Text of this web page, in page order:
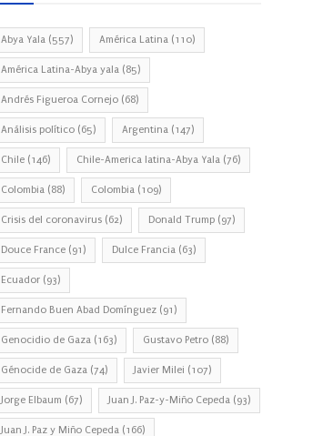
Abya Yala (557) América Latina (110)
América Latina-Abya yala (85)
Andrés Figueroa Cornejo (68)
Análisis político (65) Argentina (147)
Chile (146) Chile-America latina-Abya Yala (76)
Colombia (88) Colombia (109)
Crisis del coronavirus (62) Donald Trump (97)
Douce France (91) Dulce Francia (63)
Ecuador (93)
Fernando Buen Abad Domínguez (91)
Genocidio de Gaza (163) Gustavo Petro (88)
Génocide de Gaza (74) Javier Milei (107)
Jorge Elbaum (67) Juan J. Paz-y-Miño Cepeda (93)
Juan J. Paz y Miño Cepeda (166)